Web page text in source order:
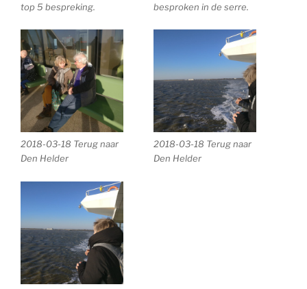
top 5 bespreking.
besproken in de serre.
2018-03-18 Terug naar
Den Helder
2018-03-18 Terug naar
Den Helder